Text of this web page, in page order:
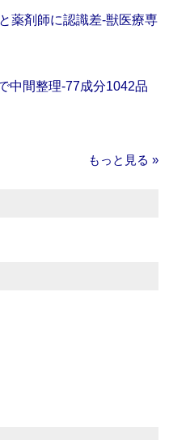
薬剤師に認識差‐獣医療専
中間整理‐77成分1042品
もっと見る »